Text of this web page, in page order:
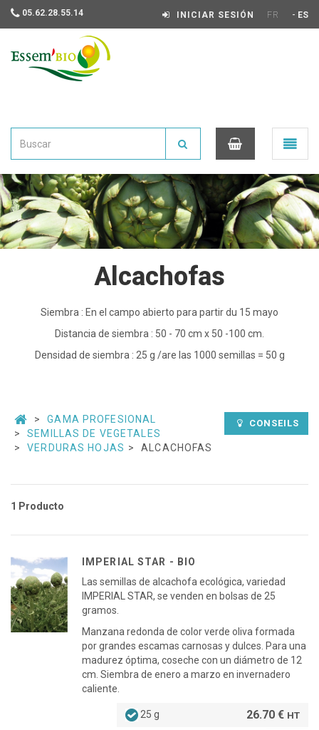
05.62.28.55.14 INICIAR SESIÓN FR - ES
0
Ouvrir
le
menu
Alcachofas
Siembra : En el campo abierto para partir du 15 mayo
Distancia de siembra : 50 - 70 cm x 50 -100 cm.
Densidad de siembra : 25 g /are las 1000 semillas = 50 g
CONSEILS
GAMA PROFESIONAL
SEMILLAS DE VEGETALES
VERDURAS HOJAS
ALCACHOFAS
1 Producto
IMPERIAL STAR - BIO
Las semillas de alcachofa ecológica, variedad
IMPERIAL STAR, se venden en bolsas de 25
gramos.
Manzana redonda de color verde oliva formada
por grandes escamas carnosas y dulces. Para una
madurez óptima, coseche con un diámetro de 12
cm. Siembra de enero a marzo en invernadero
caliente.
25 g 26.70 € HT